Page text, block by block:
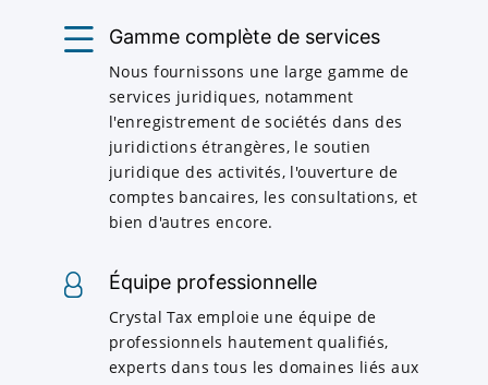
Gamme complète de services
Nous fournissons une large gamme de
services juridiques, notamment
l'enregistrement de sociétés dans des
juridictions étrangères, le soutien
juridique des activités, l'ouverture de
comptes bancaires, les consultations, et
bien d'autres encore.
Équipe professionnelle
Crystal Tax emploie une équipe de
professionnels hautement qualifiés,
experts dans tous les domaines liés aux